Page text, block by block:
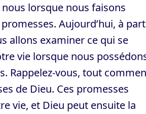
lorsque nous faisons
Aujourd’hui, à
allons examiner ce qui se
vie lorsque nous
Rappelez-vous, tout
de Dieu. Ces promesses
vie, et Dieu peut ensuite la